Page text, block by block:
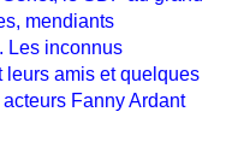
mendiants
Les inconnus
leurs amis et quelques
Fanny Ardant